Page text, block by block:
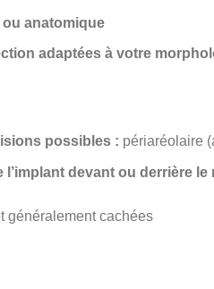
ou anatomique
adaptées à votre
possibles : périaréolaire
l’implant devant ou derrière le
généralement cachées